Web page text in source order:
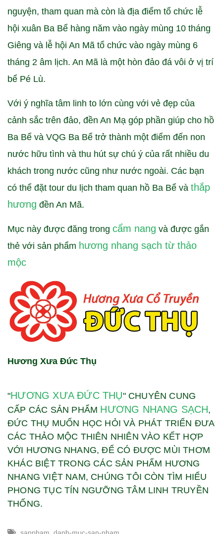
nguyện, tham quan mà còn là địa điểm tổ chức lễ
hội xuân Ba Bể hàng năm vào ngày mùng 10 tháng
Giêng và lễ hội An Mã tổ chức vào ngày mùng 6
tháng 2 âm lịch. An Mã là một hòn đảo đá vôi ở vị trí
bể Pé Lù.
Với ý nghĩa tâm linh to lớn cùng với vẻ đẹp của
cảnh sắc trên đảo, đền An Mạ góp phần giúp cho hồ
Ba Bể và VQG Ba Bể trở thành một điểm đến non
nước hữu tình và thu hút sự chú ý của rất nhiều du
khách trong nước cũng như nước ngoài. Các bạn
có thể đặt tour du lịch tham quan hồ Ba Bể và thắp
hương đền An Mã.
Mục này được đăng trong cẩm nang và được gắn
thẻ với sản phẩm hương nhang sạch từ thảo
mộc
Hương Xưa Đức Thụ
"HƯƠNG XƯA ĐỨC THỤ" CHUYÊN CUNG
CẤP CÁC SẢN PHẨM HƯƠNG NHANG SẠCH,
ĐỨC THỤ MUỐN HỌC HỎI VÀ PHÁT TRIỂN ĐƯA
CÁC THẢO MỘC THIÊN NHIÊN VÀO KẾT HỢP
VỚI HƯƠNG NHANG, ĐỂ CÓ ĐƯỢC MÙI THƠM
KHÁC BIỆT TRONG CÁC SẢN PHẨM HƯƠNG
NHANG VIỆT NAM, CHÚNG TÔI CÒN TÌM HIỂU
PHONG TỤC TÍN NGƯỠNG TÂM LINH TRUYỀN
THỐNG.